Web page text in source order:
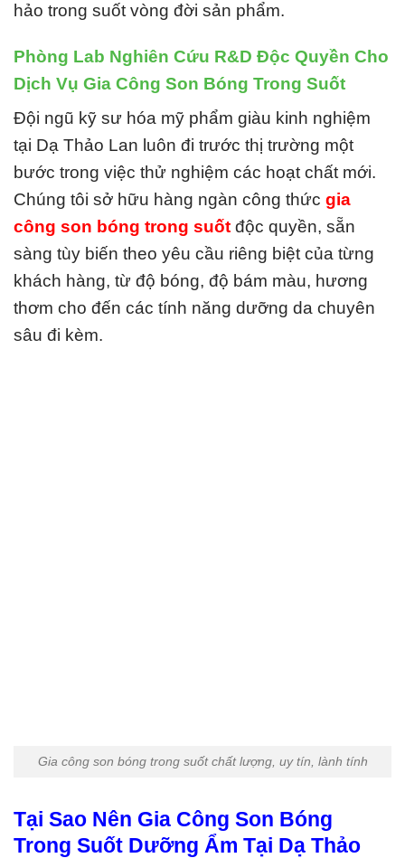
hảo trong suốt vòng đời sản phẩm.
Phòng Lab Nghiên Cứu R&D Độc Quyền Cho
Dịch Vụ Gia Công Son Bóng Trong Suốt
Đội ngũ kỹ sư hóa mỹ phẩm giàu kinh nghiệm
tại Dạ Thảo Lan luôn đi trước thị trường một
bước trong việc thử nghiệm các hoạt chất mới.
Chúng tôi sở hữu hàng ngàn công thức gia
công son bóng trong suốt độc quyền, sẵn
sàng tùy biến theo yêu cầu riêng biệt của từng
khách hàng, từ độ bóng, độ bám màu, hương
thơm cho đến các tính năng dưỡng da chuyên
sâu đi kèm.
Gia công son bóng trong suốt chất lượng, uy tín, lành tính
Tại Sao Nên Gia Công Son Bóng
Trong Suốt Dưỡng Ẩm Tại Dạ Thảo